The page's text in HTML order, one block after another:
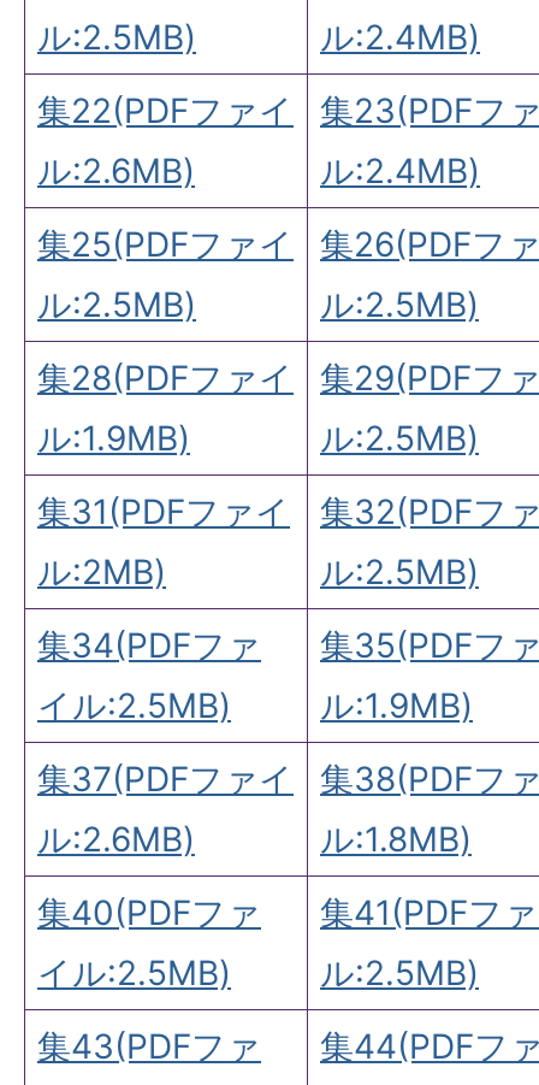
ル:2.5MB)
ル:2.4MB)
集22(PDFファイ
ル:2.6MB)
集23(PDFフ
ル:2.4MB)
集25(PDFファイ
ル:2.5MB)
集26(PDFフ
ル:2.5MB)
集28(PDFファイ
ル:1.9MB)
集29(PDFフ
ル:2.5MB)
集31(PDFファイ
ル:2MB)
集32(PDFフ
ル:2.5MB)
集34(PDFファ
イル:2.5MB)
集35(PDFフ
ル:1.9MB)
集37(PDFファイ
ル:2.6MB)
集38(PDFフ
ル:1.8MB)
集40(PDFファ
イル:2.5MB)
集41(PDFフ
ル:2.5MB)
集43(PDFファ
集44(PDFフ